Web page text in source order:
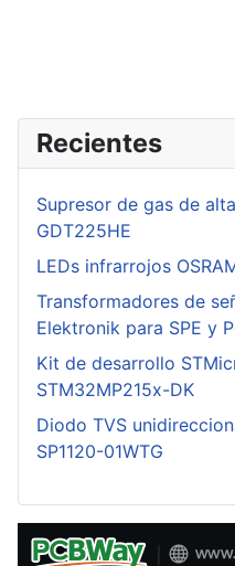
Recientes
Supresor de gas de
GDT225HE
LEDs infrarrojos
Transformadores de
Elektronik para SPE y
Kit de desarrollo
STM32MP215x-DK
Diodo TVS
SP1120-01WTG